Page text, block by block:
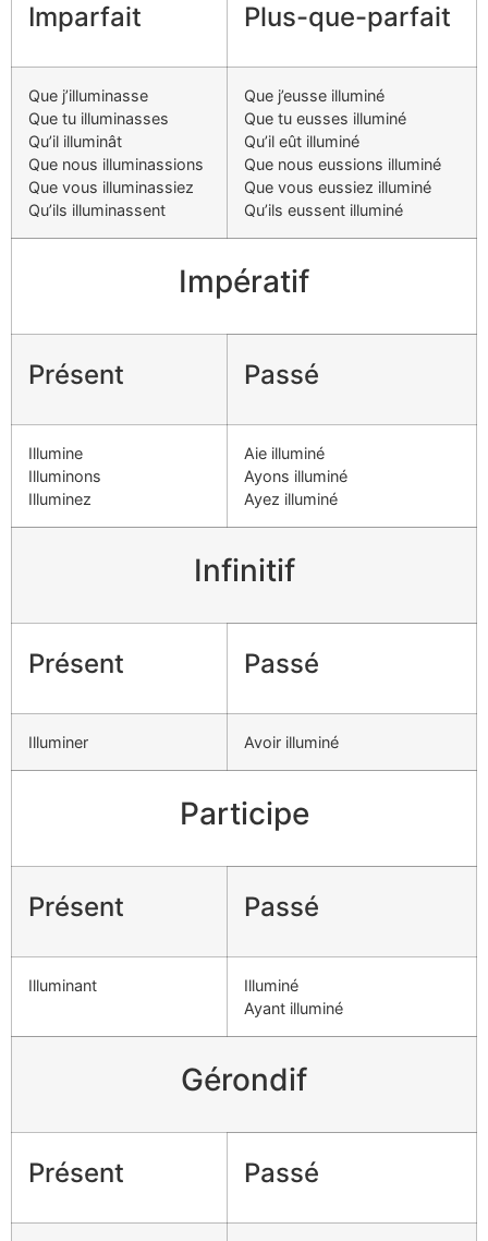
Imparfait Plus-que-parfait
Que j’illuminasse
Que tu illuminasses
Qu’il illuminât
Que nous illuminassions
Que vous illuminassiez
Qu’ils illuminassent
Que j’eusse illuminé
Que tu eusses illuminé
Qu’il eût illuminé
Que nous eussions illuminé
Que vous eussiez illuminé
Qu’ils eussent illuminé
Impératif
Présent Passé
Illumine
Illuminons
Illuminez
Aie illuminé
Ayons illuminé
Ayez illuminé
Infinitif
Présent Passé
Illuminer Avoir illuminé
Participe
Présent Passé
Illuminant
Illuminé
Ayant illuminé
Gérondif
Présent Passé